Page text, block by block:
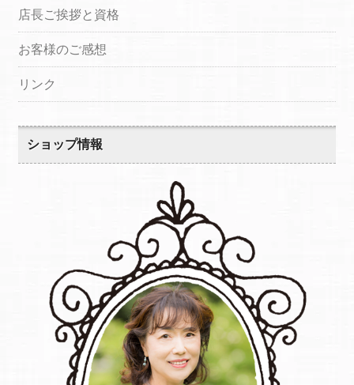
店長ご挨拶と資格
お客様のご感想
リンク
ショップ情報